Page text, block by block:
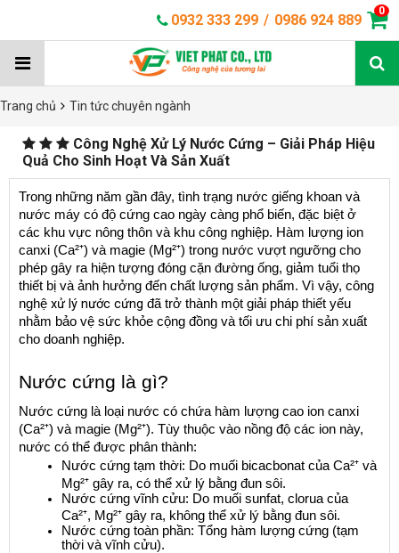
0932 333 299 / 0986 924 889
0
Trang chủ Tin tức chuyên ngành
Công Nghệ Xử Lý Nước Cứng – Giải Pháp Hiệu
Quả Cho Sinh Hoạt Và Sản Xuất
Trong những năm gần đây, tình trạng nước giếng khoan và
nước máy có độ cứng cao ngày càng phổ biến, đặc biệt ở
các khu vực nông thôn và khu công nghiệp. Hàm lượng ion
canxi (Ca²⁺) và magie (Mg²⁺) trong nước vượt ngưỡng cho
phép gây ra hiện tượng đóng cặn đường ống, giảm tuổi thọ
thiết bị và ảnh hưởng đến chất lượng sản phẩm. Vì vậy, công
nghệ xử lý nước cứng đã trở thành một giải pháp thiết yếu
nhằm bảo vệ sức khỏe cộng đồng và tối ưu chi phí sản xuất
cho doanh nghiệp.
Nước cứng là gì?
Nước cứng là loại nước có chứa hàm lượng cao ion canxi
(Ca²⁺) và magie (Mg²⁺). Tùy thuộc vào nồng độ các ion này,
nước có thể được phân thành:
Nước cứng tạm thời: Do muối bicacbonat của Ca²⁺ và
Mg²⁺ gây ra, có thể xử lý bằng đun sôi.
Nước cứng vĩnh cửu: Do muối sunfat, clorua của
Ca²⁺, Mg²⁺ gây ra, không thể xử lý bằng đun sôi.
Nước cứng toàn phần: Tổng hàm lượng cứng (tạm
thời và vĩnh cửu).